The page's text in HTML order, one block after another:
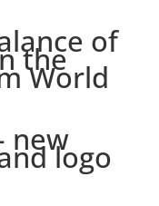
of
the
World
newlogo